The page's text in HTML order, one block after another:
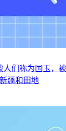
们称为国玉
疆和田地